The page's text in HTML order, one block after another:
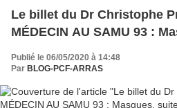
Le billet du Dr Christophe
MÉDECIN AU SAMU 93 :
Publié le 06/05/2020 à 14:48
Par BLOG-PCF-ARRAS